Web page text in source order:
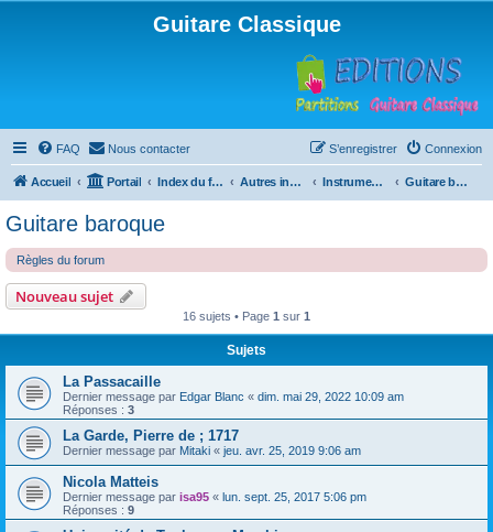
Guitare Classique
FAQ Nous contacter Connexion
S’enregistrer
Accueil Portail Index du forum Autres instruments à cordes pincées, ou styles Instruments anciens Guitare baroque
Guitare baroque
Règles du forum
Nouveau sujet
16 sujets • Page 1 sur 1
Sujets
La Passacaille
Dernier message par Edgar Blanc « dim. mai 29, 2022 10:09 am
Réponses : 3
La Garde, Pierre de ; 1717
Dernier message par Mitaki « jeu. avr. 25, 2019 9:06 am
Nicola Matteis
Dernier message par isa95 « lun. sept. 25, 2017 5:06 pm
Réponses : 9